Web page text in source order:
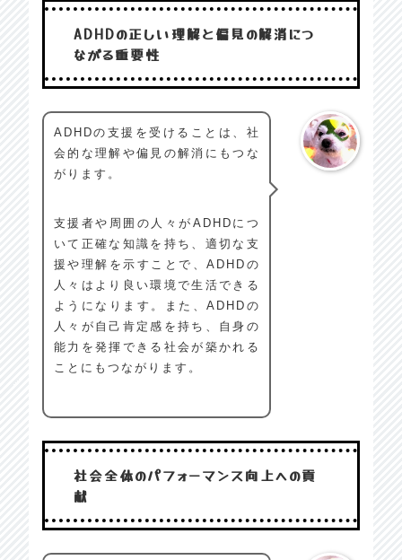
ADHDの正しい理解と偏見の解消につ
ながる重要性
ADHDの支援を受けることは、社
会的な理解や偏見の解消にもつな
がります。
支援者や周囲の人々がADHDにつ
いて正確な知識を持ち、適切な支
援や理解を示すことで、ADHDの
人々はより良い環境で生活できる
ようになります。また、ADHDの
人々が自己肯定感を持ち、自身の
能力を発揮できる社会が築かれる
ことにもつながります。
社会全体のパフォーマンス向上への貢
献